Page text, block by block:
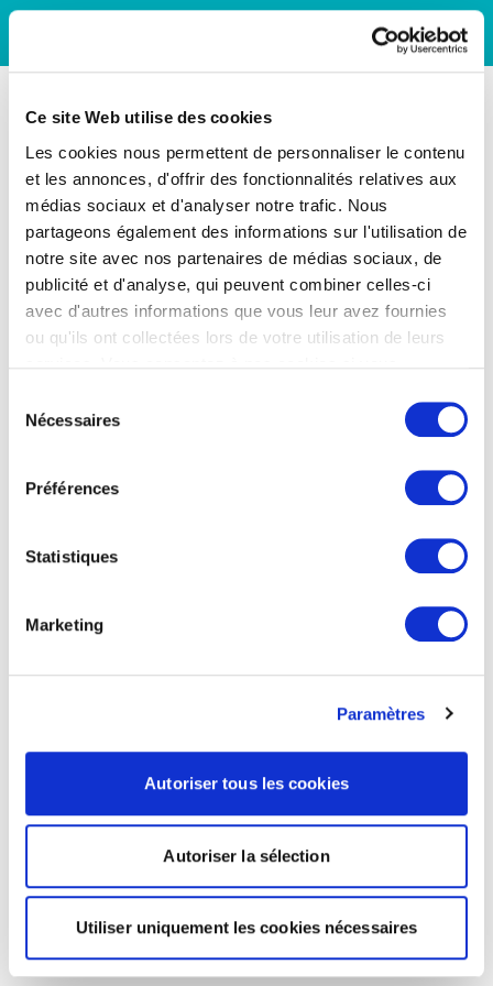
Ce site Web utilise des cookies
Les cookies nous permettent de personnaliser le contenu
et les annonces, d'offrir des fonctionnalités relatives aux
médias sociaux et d'analyser notre trafic. Nous
partageons également des informations sur l'utilisation de
notre site avec nos partenaires de médias sociaux, de
publicité et d'analyse, qui peuvent combiner celles-ci
avec d'autres informations que vous leur avez fournies
ou qu'ils ont collectées lors de votre utilisation de leurs
Nécessaires
Préférences
Statistiques
Marketing
Paramètres
Autoriser tous les cookies
Autoriser la sélection
Utiliser uniquement les cookies nécessaires